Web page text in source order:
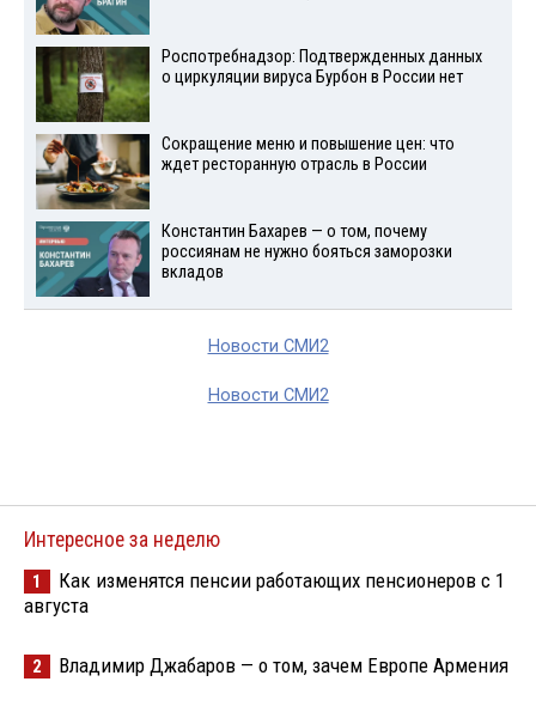
Роспотребнадзор: Подтвержденных данных
о циркуляции вируса Бурбон в России нет
Сокращение меню и повышение цен: что
ждет ресторанную отрасль в России
Константин Бахарев — о том, почему
россиянам не нужно бояться заморозки
вкладов
Новости СМИ2
Новости СМИ2
Интересное за неделю
1
Как изменятся пенсии работающих пенсионеров с 1
августа
2 Владимир Джабаров — о том, зачем Европе Армения